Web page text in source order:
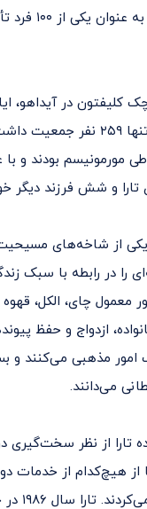
توسط نشریه
کلیفتون در آیداهو،
شد، روستایی که تنها ۲۵۹
مورمونیسم بودند و با
تارا و شش فرزند دیگر
یکی از شاخه‌های
را در رابطه با سبک
معمول چای، الکل،
ازدواج و حفظ
امور مذهبی می‌کنند و
می‌دانند.
تارا از نظر
از هیچ‌کدام از خدمات
مدارس